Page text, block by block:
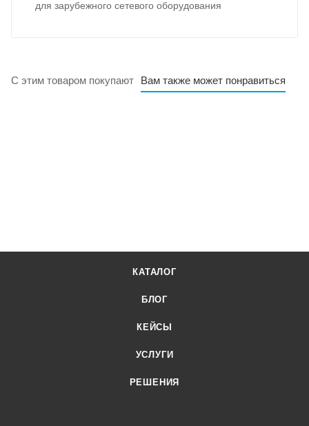
для зарубежного сетевого оборудования
С этим товаром покупают Вам также может понравиться
КАТАЛОГ
БЛОГ
КЕЙСЫ
УСЛУГИ
РЕШЕНИЯ